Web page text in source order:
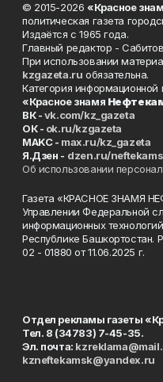
© 2015-2026 «Красное
политическая газета
Издаётся с 1965 года.
Главный редактор -
При использовании
kzgazeta.ru обязательна.
Категория информационной
«Красное знамя
ВК -vk.com/kz_gazeta
ОК - ok.ru/kzgazeta
MAKC - max.ru/kz_gazeta
Я.Дзен - dzen.ru/
Об использовании
Газета «КРАСНОЕ ЗНАМЯ
Управлении Федеральной
информационных
Республике
02 - 01880 от 11.06.2025 г.
Отдел рекламы газеты
Тел. 8 (34783) 7-45-35.
Эл. почта:
kzneftekamsk@yandex.ru